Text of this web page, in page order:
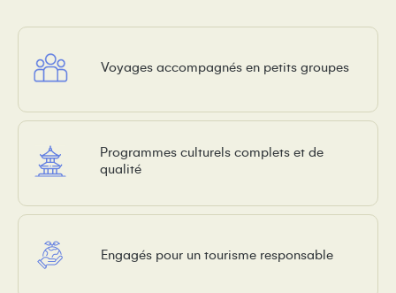
Voyages accompagnés en petits groupes
Programmes culturels complets et de
qualité
Engagés pour un tourisme responsable